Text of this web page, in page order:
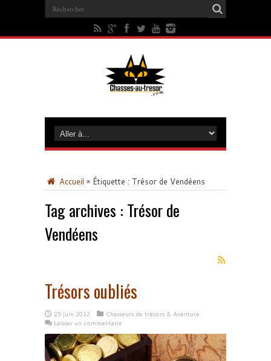
Accueil » Étiquette : Trésor de Vendéens
Tag archives : Trésor de
Vendéens
Trésors oubliés
25 juin 2012
Chasseurs de trésors & Aventure
Laisser un commentaire